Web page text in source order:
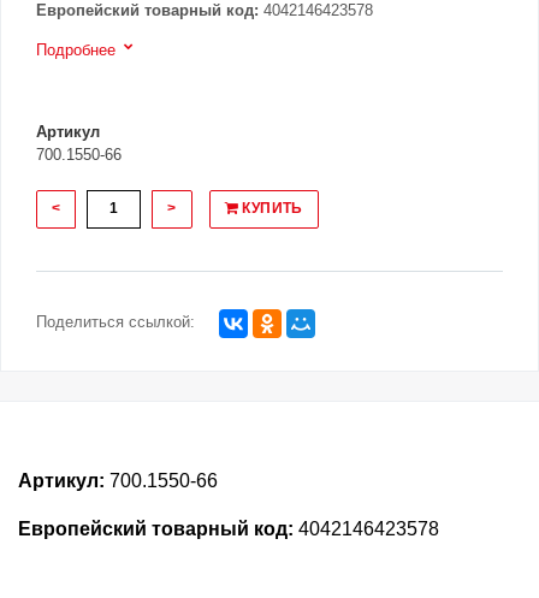
Европейский товарный код: 4042146423578
Подробнее
Артикул
700.1550-66
< > КУПИТЬ
Поделиться ссылкой:
Артикул: 700.1550-66
Европейский товарный код: 4042146423578